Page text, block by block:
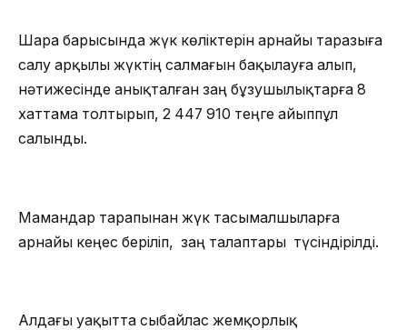
Шара барысында жүк көліктерін арнайы таразыға
салу арқылы жүктің салмағын бақылауға алып,
нәтижесінде анықталған заң бұзушылықтарға 8
хаттама толтырып, 2 447 910 теңге айыппұл
салынды.
Мамандар тарапынан жүк тасымалшыларға
арнайы кеңес беріліп, заң талаптары түсіндірілді.
Алдағы уақытта сыбайлас жемқорлық